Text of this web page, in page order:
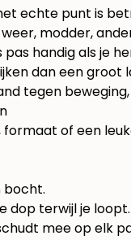
echte punt is
modder,
pas handig als je
dan een groot
tegen
of een
bocht.
dop terwijl je loopt.
mee op elk